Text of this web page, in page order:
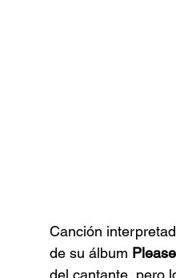
Canción
de su álbum